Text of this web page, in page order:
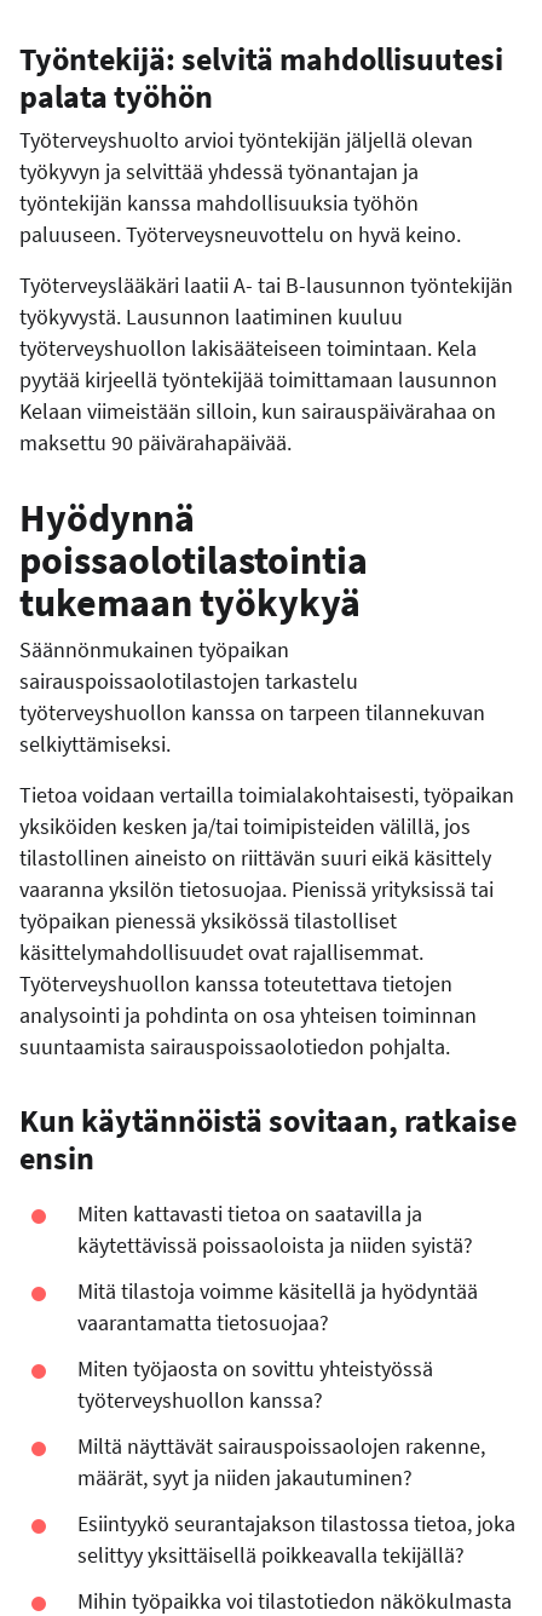
Työntekijä: selvitä mahdollisuutesi
palata työhön
Työterveyshuolto arvioi työntekijän jäljellä olevan
työkyvyn ja selvittää yhdessä työnantajan ja
työntekijän kanssa mahdollisuuksia työhön
paluuseen. Työterveysneuvottelu on hyvä keino.
Työterveyslääkäri laatii A- tai B-lausunnon työntekijän
työkyvystä. Lausunnon laatiminen kuuluu
työterveyshuollon lakisääteiseen toimintaan. Kela
pyytää kirjeellä työntekijää toimittamaan lausunnon
Kelaan viimeistään silloin, kun sairauspäivärahaa on
maksettu 90 päivärahapäivää.
Hyödynnä
poissaolotilastointia
tukemaan työkykyä
Säännönmukainen työpaikan
sairauspoissaolotilastojen tarkastelu
työterveyshuollon kanssa on tarpeen tilannekuvan
selkiyttämiseksi.
Tietoa voidaan vertailla toimialakohtaisesti, työpaikan
yksiköiden kesken ja/tai toimipisteiden välillä, jos
tilastollinen aineisto on riittävän suuri eikä käsittely
vaaranna yksilön tietosuojaa. Pienissä yrityksissä tai
työpaikan pienessä yksikössä tilastolliset
käsittelymahdollisuudet ovat rajallisemmat.
Työterveyshuollon kanssa toteutettava tietojen
analysointi ja pohdinta on osa yhteisen toiminnan
suuntaamista sairauspoissaolotiedon pohjalta.
Kun käytännöistä sovitaan, ratkaise
ensin
Miten kattavasti tietoa on saatavilla ja
käytettävissä poissaoloista ja niiden syistä?
Mitä tilastoja voimme käsitellä ja hyödyntää
vaarantamatta tietosuojaa?
Miten työjaosta on sovittu yhteistyössä
työterveyshuollon kanssa?
Miltä näyttävät sairauspoissaolojen rakenne,
määrät, syyt ja niiden jakautuminen?
Esiintyykö seurantajakson tilastossa tietoa, joka
selittyy yksittäisellä poikkeavalla tekijällä?
Mihin työpaikka voi tilastotiedon näkökulmasta